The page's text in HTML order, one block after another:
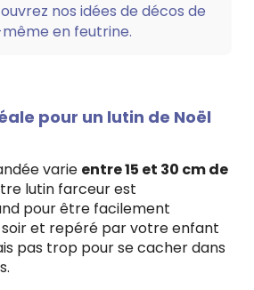
nos idées de décos de
en feutrine.
pour un lutin de Noël
varie entre 15 et 30 cm de
lutin farceur est
pour être facilement
et repéré par votre enfant
pas trop pour se cacher dans